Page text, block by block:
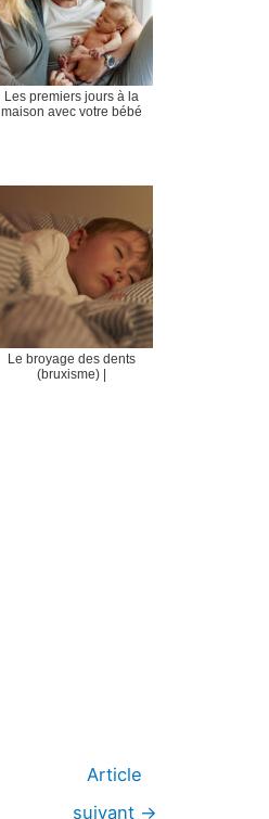
Les premiers jours à la
maison avec votre bébé
Le broyage des dents
(bruxisme) |
Article
suivant →